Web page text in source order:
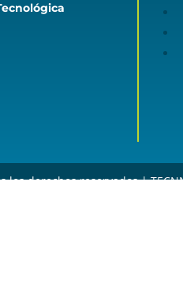
los derechos reservados|